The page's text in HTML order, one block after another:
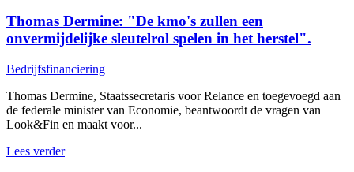
Thomas Dermine: "De kmo's zullen een
onvermijdelijke sleutelrol spelen in het herstel".
Bedrijfsfinanciering
Thomas Dermine, Staatssecretaris voor Relance en toegevoegd aan
de federale minister van Economie, beantwoordt de vragen van
Look&Fin en maakt voor...
Lees verder